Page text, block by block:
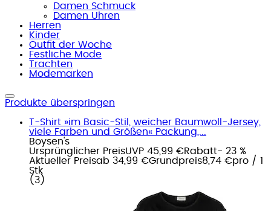
Damen Schmuck
Damen Uhren
Herren
Kinder
Outfit der Woche
Festliche Mode
Trachten
Modemarken
Produkte überspringen
T-Shirt »im Basic-Stil, weicher Baumwoll-Jersey,
viele Farben und Größen« Packung,...
Boysen's
Ursprünglicher PreisUVP 45,99 €Rabatt- 23 %
Aktueller Preisab 34,99 €Grundpreis8,74 €pro / 1
Stk
( 3 )